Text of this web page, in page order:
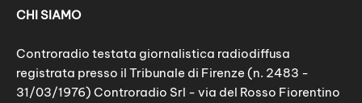
CHI SIAMO
Controradio testata giornalistica radiodiffusa
registrata presso il Tribunale di Firenze (n. 2483 -
31/03/1976) Controradio Srl - via del Rosso Fiorentino